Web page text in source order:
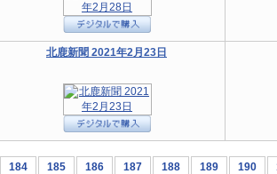
北鹿新聞 2021年2月23日
184 185 186 187 188 189 190